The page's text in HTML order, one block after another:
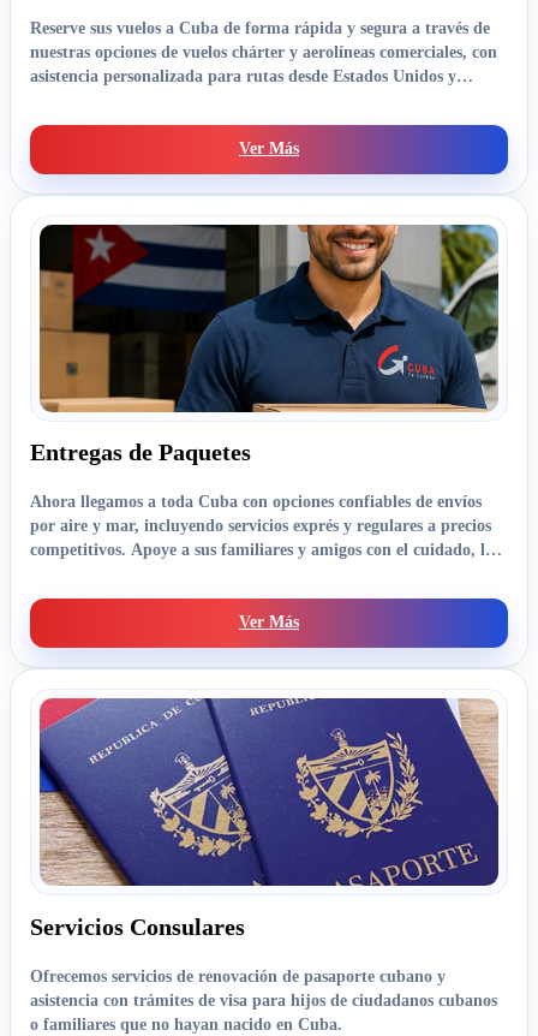
Reserve sus vuelos a Cuba de forma rápida y segura a través de
nuestras opciones de vuelos chárter y aerolíneas comerciales, con
asistencia personalizada para rutas desde Estados Unidos y
Ver Más
Entregas de Paquetes
Ahora llegamos a toda Cuba con opciones confiables de envíos
por aire y mar, incluyendo servicios exprés y regulares a precios
competitivos. Apoye a sus familiares y amigos con el cuidado, la
el primer día.
Ver Más
Servicios Consulares
Ofrecemos servicios de renovación de pasaporte cubano y
asistencia con trámites de visa para hijos de ciudadanos cubanos
o familiares que no hayan nacido en Cuba.